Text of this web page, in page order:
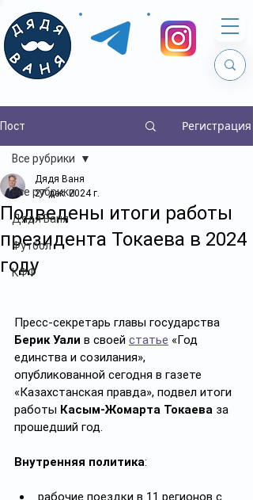
Пост Регистрация
Все рубрики
Дядя Ваня
Футбол
КФФ
Все рубрики
Подведены итоги работы
президента Токаева в 2024
году
Дядя Ваня
27 дек. 2024 г.
Пресс-секретарь главы государства
Берик Уали в своей статье «Год
единства и созилания»,
опубликованной сегодня в газете
«Казахстанская правда», подвел итоги
работы Касым-Жомарта Токаева за
прошедший год.
Внутренняя политика:
рабочие поездки в 11 регионов с